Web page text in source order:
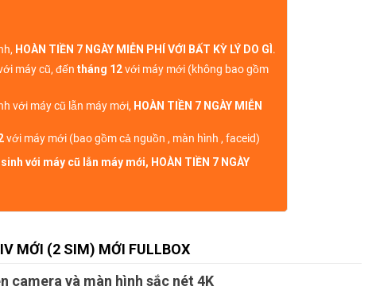
HOÀN TIỀN 7 NGÀY MIỄN PHÍ VỚI BẤT KỲ LÝ DO GÌ .
máy cũ, đến tháng 12với máy mới (không bao gồm
với máy cũ lẫn máy mới, HOÀN TIỀN 7 NGÀY MIỄN
với máy mới (bao gồm cả nguồn , màn hình , faceid)
với máy cũ lẫn máy mới, HOÀN TIỀN 7 NGÀY
MỚI (2 SIM) MỚI FULLBOX
camera và màn hình sắc nét 4K